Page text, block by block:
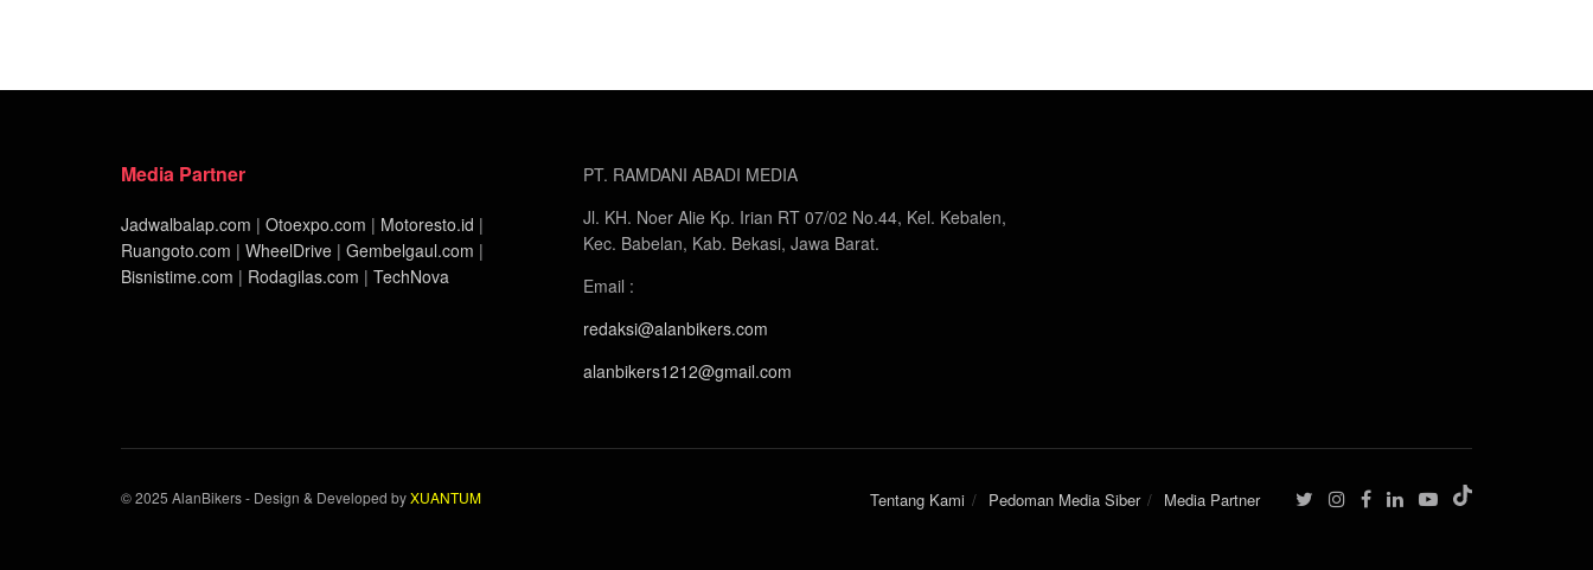
Media Partner
Jadwalbalap.com | Otoexpo.com | Motoresto.id |
Ruangoto.com | WheelDrive | Gembelgaul.com |
Bisnistime.com | Rodagilas.com | TechNova
PT. RAMDANI ABADI MEDIA
Jl. KH. Noer Alie Kp. Irian RT 07/02 No.44, Kel. Kebalen,
Kec. Babelan, Kab. Bekasi, Jawa Barat.
Email :
redaksi@alanbikers.com
alanbikers1212@gmail.com
Tentang Kami Pedoman Media Siber Media Partner
© 2025 AlanBikers - Design & Developed byXUANTUM